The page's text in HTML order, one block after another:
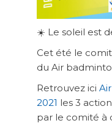
☀️ Le soleil est
Cet été le
du Air
Retrouvez ici
2021 les 3
par le comité à